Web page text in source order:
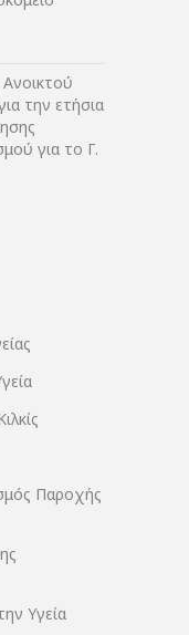
την ετήσια
για το Γ.
Παροχής
Υγεία